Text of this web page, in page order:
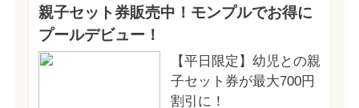
親子セット券販売中！モンプルでお得に
プールデビュー！
【平日限定】幼児との親
子セット券が最大700円
割引に！